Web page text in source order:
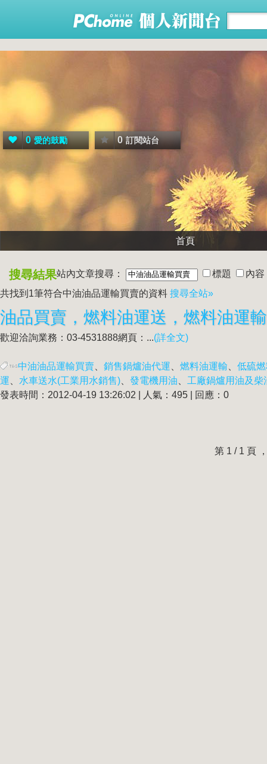
0 愛的鼓勵 0 訂閱站台
首頁
搜尋結果站內文章搜尋： 標題
內容
共找到1筆符合中油油品運輸買賣的資料 搜尋全站»
油品買賣，燃料油運送，燃料油運
歡迎洽詢業務：03-4531888網頁：...(詳全文)
中油油品運輸買賣 銷售鍋爐油代運 燃料油運輸
低硫
運
水車送水(工業用水銷售) 發電機用油
工廠鍋爐用油及柴
發表時間：2012-04-19 13:26:02 | 人氣：495 | 回應：0
第 1 / 1